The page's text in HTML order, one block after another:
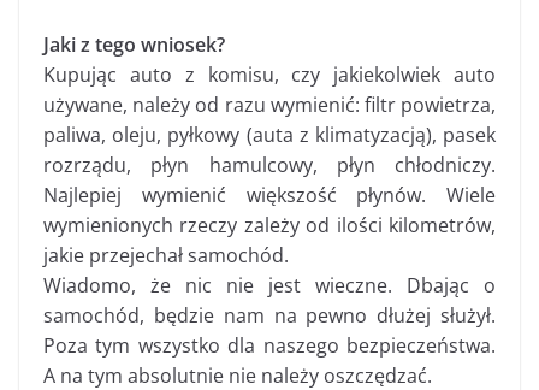
Jaki z tego wniosek?
Kupując auto z komisu, czy jakiekolwiek auto
używane, należy od razu wymienić: filtr powietrza,
paliwa, oleju, pyłkowy (auta z klimatyzacją), pasek
rozrządu, płyn hamulcowy, płyn chłodniczy.
Najlepiej wymienić większość płynów. Wiele
wymienionych rzeczy zależy od ilości kilometrów,
jakie przejechał samochód.
Wiadomo, że nic nie jest wieczne. Dbając o
samochód, będzie nam na pewno dłużej służył.
Poza tym wszystko dla naszego bezpieczeństwa.
A na tym absolutnie nie należy oszczędzać.